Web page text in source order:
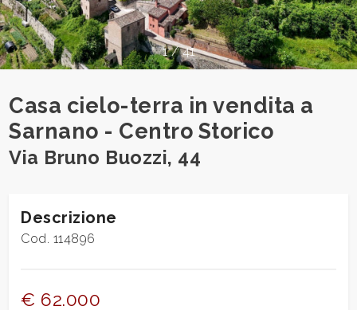
1 / 41
Casa cielo-terra in vendita a
Sarnano - Centro Storico
Via Bruno Buozzi, 44
Descrizione
Cod. 114896
€ 62.000
CONTATTI
DICONO
DI
NOI
BLOG
Provincia
Comune
Tipologia
-
Qualsiasi